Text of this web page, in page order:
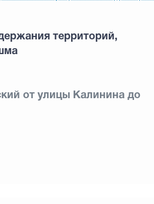
территорий,
от улицы Калинина до